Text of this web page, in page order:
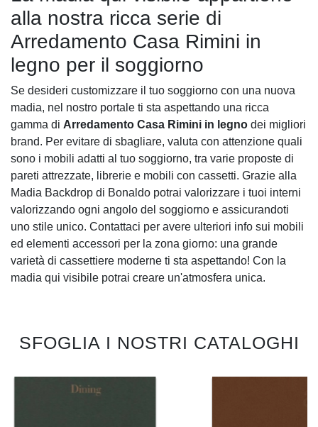
alla nostra ricca serie di
Arredamento Casa Rimini in
legno per il soggiorno
Se desideri customizzare il tuo soggiorno con una nuova
madia, nel nostro portale ti sta aspettando una ricca
gamma di Arredamento Casa Rimini in legno dei migliori
brand. Per evitare di sbagliare, valuta con attenzione quali
sono i mobili adatti al tuo soggiorno, tra varie proposte di
pareti attrezzate, librerie e mobili con cassetti. Grazie alla
Madia Backdrop di Bonaldo potrai valorizzare i tuoi interni
valorizzando ogni angolo del soggiorno e assicurandoti
uno stile unico. Contattaci per avere ulteriori info sui mobili
ed elementi accessori per la zona giorno: una grande
varietà di cassettiere moderne ti sta aspettando! Con la
madia qui visibile potrai creare un'atmosfera unica.
SFOGLIA I NOSTRI CATALOGHI